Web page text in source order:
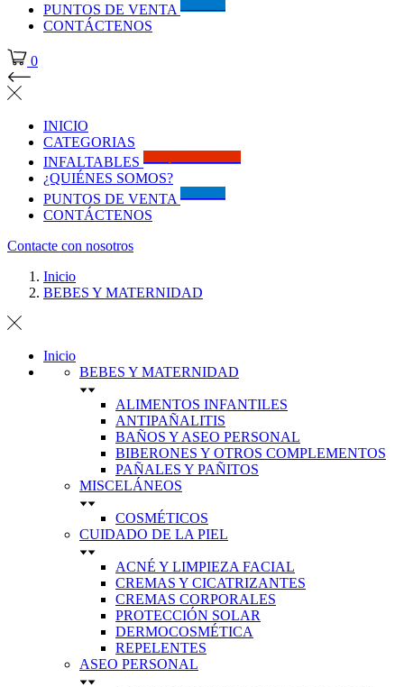
PUNTOS DE VENTA
CONTÁCTENOS
0
INICIO
CATEGORIAS
INFALTABLES
¿QUIÉNES SOMOS?
PUNTOS DE VENTA
CONTÁCTENOS
Contacte con nosotros
Inicio
BEBES Y MATERNIDAD
Inicio
BEBES Y MATERNIDAD
ALIMENTOS INFANTILES
ANTIPAÑALITIS
BAÑOS Y ASEO PERSONAL
BIBERONES Y OTROS COMPLEMENTOS
PAÑALES Y PAÑITOS
MISCELÁNEOS
COSMÉTICOS
CUIDADO DE LA PIEL
ACNÉ Y LIMPIEZA FACIAL
CREMAS Y CICATRIZANTES
CREMAS CORPORALES
PROTECCIÓN SOLAR
DERMOCOSMÉTICA
REPELENTES
ASEO PERSONAL